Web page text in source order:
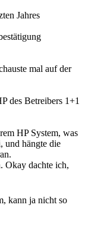
Jahres
mal auf der
des Betreibers 1+1
HP System, was
und hängte die
Okay dachte ich,
kann ja nicht so